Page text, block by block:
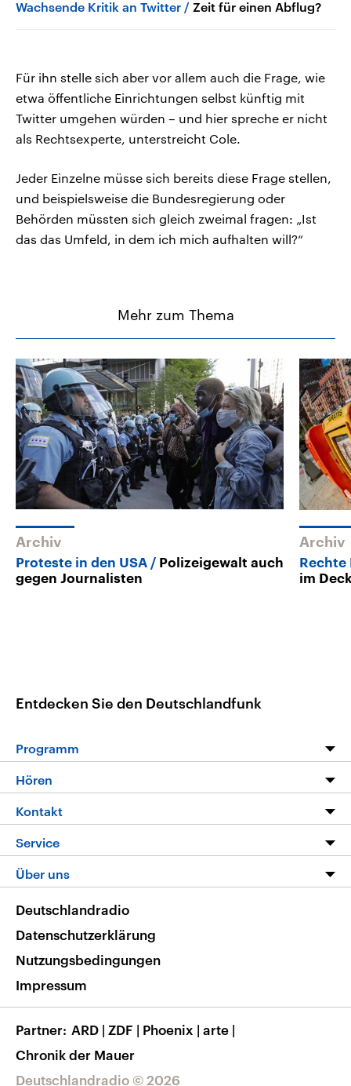
Wachsende Kritik an Twitter Zeit für einen Abflug?
Für ihn stelle sich aber vor allem auch die Frage, wie
etwa öffentliche Einrichtungen selbst künftig mit
Twitter umgehen würden – und hier spreche er nicht
als Rechtsexperte, unterstreicht Cole.
Jeder Einzelne müsse sich bereits diese Frage stellen,
und beispielsweise die Bundesregierung oder
Behörden müssten sich gleich zweimal fragen: „Ist
das das Umfeld, in dem ich mich aufhalten will?“
Mehr zum Thema
Archiv
Proteste in den USA
Polizeigewalt auch
gegen Journalisten
Archiv
Rechte
im
Entdecken Sie den Deutschlandfunk
Programm
Programm
Die Nachrichten
Nachrichtenleicht
Neue Beiträge auf dlf.de
Hören
Livestream
Podcasts
Deutschlandfunk App
Nachrichten App
Frequenzen
Kontakt
Hörerservice
Service
FAQ
Veranstaltungen
Musikliste
RSS
Über uns
Barrierefreiheit
Deutschlandradio © 2026
Deutschlandradio
Datenschutzerklärung
Nutzungsbedingungen
Impressum
Partner ARD | ZDF | Phoenix | arte |
Chronik der Mauer